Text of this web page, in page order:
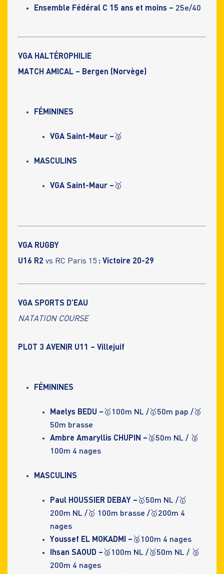
Ensemble Fédéral C 15 ans et moins – 25e/40
VGA HALTÉROPHILIE
MATCH AMICAL – Bergen (Norvège)
FÉMININES
VGA Saint-Maur – 🥈
MASCULINS
VGA Saint-Maur – 🥇
VGA RUGBY
U16 R2 vs RC Paris 15 : Victoire 20-29
VGA SPORTS D’EAU
NATATION COURSE
PLOT 3 AVENIR U11 – Villejuif
FÉMININES
Maelys BEDU – 🥇100m NL /🥇50m pap /🥉
50m brasse
Ambre Amaryllis CHUPIN – 🥈50m NL / 🥈
100m 4 nages
MASCULINS
Paul HOUSSIER DEBAY – 🥇50m NL /🥇
200m NL /🥇 100m brasse /🥇200m 4
nages
Youssef EL MOKADMI – 🥈100m 4 nages
Ihsan SAOUD – 🥈100m NL /🥉50m NL / 🥉
200m 4 nages